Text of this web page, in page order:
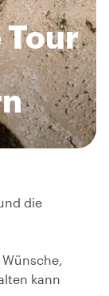
die
kann